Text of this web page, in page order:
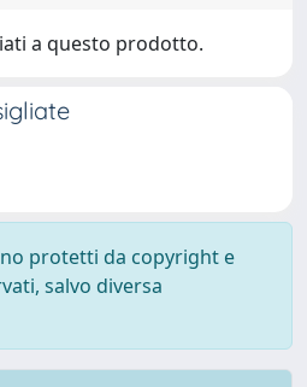
a questo prodotto.
protetti da copyright e
salvo diversa